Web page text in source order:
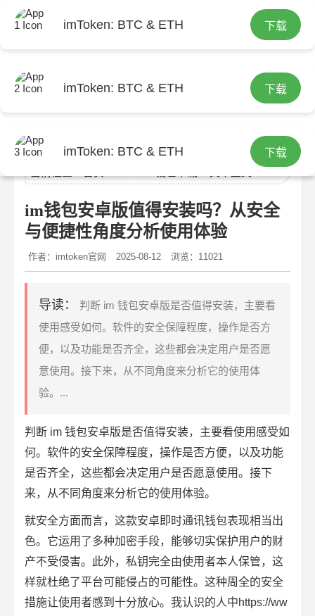
imToken: BTC & ETH 下载
imToken: BTC & ETH 下载
imToken: BTC & ETH 下载
im钱包安卓版值得安装吗？从安全
与便捷性角度分析使用体验
作者：imtoken官网 2025-08-12 浏览：11021
导读：
判断 im 钱包安卓版是否值得安装，主要看
使用感受如何。软件的安全保障程度，操作是否方
便，以及功能是否齐全，这些都会决定用户是否愿
意使用。接下来，从不同角度来分析它的使用体
验。...
判断 im 钱包安卓版是否值得安装，主要看使用感受如
何。软件的安全保障程度，操作是否方便，以及功能
是否齐全，这些都会决定用户是否愿意使用。接下
来，从不同角度来分析它的使用体验。
就安全方面而言，这款安卓即时通讯钱包表现相当出
色。它运用了多种加密手段，能够切实保护用户的财
产不受侵害。此外，私钥完全由使用者本人保管，这
样就杜绝了平台可能侵占的可能性。这种周全的安全
措施让使用者感到十分放心。我认识的人中https://ww